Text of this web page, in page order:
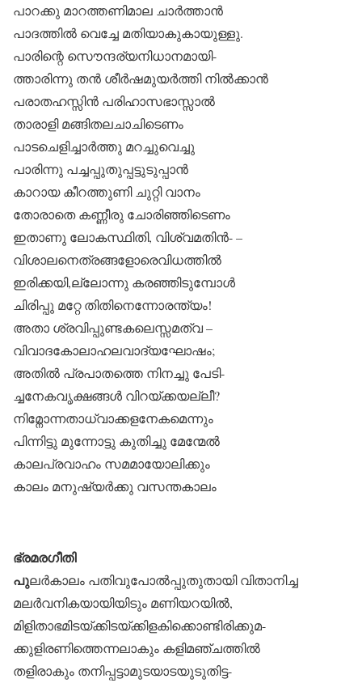
പാറക്കു മാറത്തണിമാല ചാർത്താൻ
പാദത്തിൽ വെച്ചേ മതിയാകുകായുള്ളു.
പാരിന്റെ സൌന്ദര്യനിധാനമായി-
ത്താരിന്നു തൻ ശീർഷമുയർത്തി നിൽക്കാൻ
പരാതഹസ്സിൻ പരിഹാസഭാസ്സാൽ
താരാളി മങ്ങിതലചാചിടെണം
പാടചെളിച്ചാർത്തു മറച്ചുവെച്ചു
പാരിന്നു പച്ചപ്പുതുപ്പട്ടുടുപ്പാൻ
കാറായ കീറത്തുണി ചുറ്റി വാനം
തോരാതെ കണ്ണീരു ചോരിഞ്ഞിടെണം
ഇതാണു ലോകസ്ഥിതി, വിശ്വമതിൻ- –
വിശാലനെത്രങ്ങളോരെവിധത്തിൽ
ഇരിക്കയി,ല്ലോന്നു കരഞ്ഞിടുമ്പോൾ
ചിരിപ്പു മറ്റേ തിതിനെന്നോരന്ത്യം!
അതാ ശ്രവിപ്പുണ്ടകലെസ്സമത്വ –
വിവാദകോലാഹലവാദ്യഘോഷം;
അതിൽ പ്രപാതത്തെ നിനച്ചു പേടി-
ച്ചനേകവൃക്ഷങ്ങൾ വിറയ്ക്കയല്ലീ?
നിമ്നോന്നതാധ്വാക്കളനേകമെന്നും
പിന്നിട്ടു മുന്നോട്ടു കുതിച്ചു മേന്മേൽ
കാലപ്രവാഹം സമമായോലിക്കും
കാലം മനുഷ്യർക്കു വസന്തകാലം
ഭ്രമരഗീതി
പുലർകാലം പതിവുപോൽപ്പുതുതായി വിതാനിച്ച
മലർവനികയായിയിടും മണിയറയിൽ,
മിളിതാഭമിടയ്ക്കിടയ്ക്കിളകിക്കൊണ്ടിരിക്കുമ-
ക്കുളിരണിത്തെന്നലാകും കളിമഞ്ചത്തിൽ
തളിരാകും തനിപ്പട്ടാമുടയാടയുടുതിട്ട-